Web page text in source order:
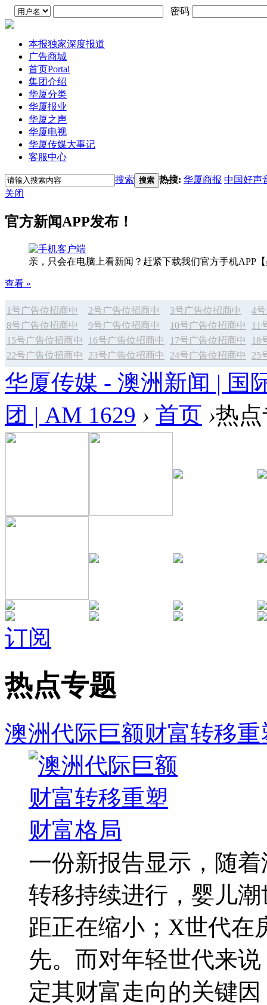
密码
本报独家深度报道
广告商城
首页Portal
集团介绍
华厦分类
华厦报业
华厦之声
华厦电视
华厦传媒大事记
客服中心
搜索 搜索 热搜: 华厦商报 中国好声
关闭
官方新闻APP发布！
亲，只会在电脑上看新闻？赶紧下载我们官方手机APP
查看 »
1号广告位招商中 2号广告位招商中 3号广告位招商中
4
8号广告位招商中
9号广告位招商中 10号广告位招商中
11
15号广告位招商中
16号广告位招商中 17号广告位招商中
18
22号广告位招商中
23号广告位招商中 24号广告位招商中 25
华厦传媒 - 澳洲新闻 | 国
团 | AM 1629 › 首页 ›热
订阅
热点专题
澳洲代际巨额财富转移
一份新报告显示，随
转移持续进行，婴儿
距正在缩小；X世代在
先。而对年轻世代来
定其财富走向的关键因